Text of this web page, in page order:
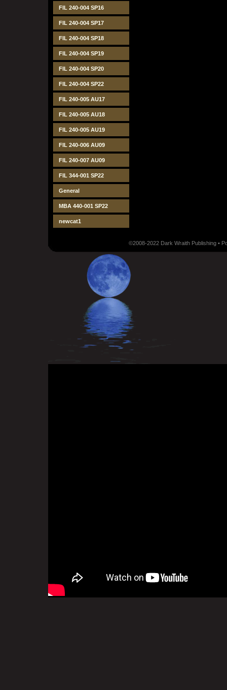
FIL 240-004 SP16
FIL 240-004 SP17
FIL 240-004 SP18
FIL 240-004 SP19
FIL 240-004 SP20
FIL 240-004 SP22
FIL 240-005 AU17
FIL 240-005 AU18
FIL 240-005 AU19
FIL 240-006 AU09
FIL 240-007 AU09
FIL 344-001 SP22
General
MBA 440-001 SP22
newcat1
©2008-2022 Dark Wraith Publishing •